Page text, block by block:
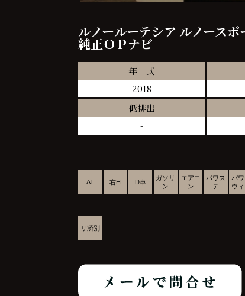
ルノールーテシア ルノース
純正ＯＰナビ
年 式
2018
低排出
-
AT 右H D車
ガソリ
ン
エアコ
ン
パワス
テ
パ
ウ
リ済別